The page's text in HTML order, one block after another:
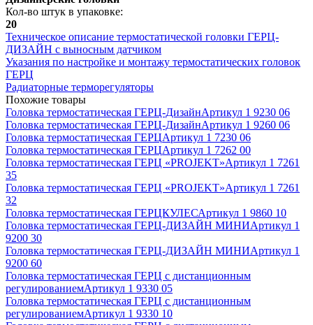
Кол-во штук в упаковке:
20
Техническое описание термостатической головки ГЕРЦ-
ДИЗАЙН с выносным датчиком
Указания по настройке и монтажу термостатических головок
ГЕРЦ
Радиаторные терморегуляторы
Похожие товары
Головка термостатическая ГЕРЦ-ДизайнАртикул 1 9230 06
Головка термостатическая ГЕРЦ-ДизайнАртикул 1 9260 06
Головка термостатическая ГЕРЦАртикул 1 7230 06
Головка термостатическая ГЕРЦАртикул 1 7262 00
Головка термостатическая ГЕРЦ «PROJEKT»Артикул 1 7261
35
Головка термостатическая ГЕРЦ «PROJEKT»Артикул 1 7261
32
Головка термостатическая ГЕРЦКУЛЕСАртикул 1 9860 10
Головка термостатическая ГЕРЦ-ДИЗАЙН МИНИАртикул 1
9200 30
Головка термостатическая ГЕРЦ-ДИЗАЙН МИНИАртикул 1
9200 60
Головка термостатическая ГЕРЦ с дистанционным
регулированиемАртикул 1 9330 05
Головка термостатическая ГЕРЦ с дистанционным
регулированиемАртикул 1 9330 10